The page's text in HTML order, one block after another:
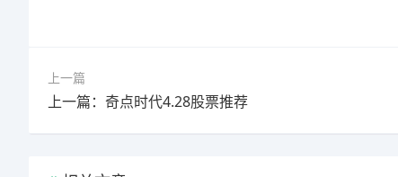
上一篇
上一篇：奇点时代4.28股票推荐